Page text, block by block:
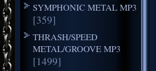
SYMPHONIC METAL MP3
[359]
THRASH/SPEED
METAL/GROOVE MP3
[1499]